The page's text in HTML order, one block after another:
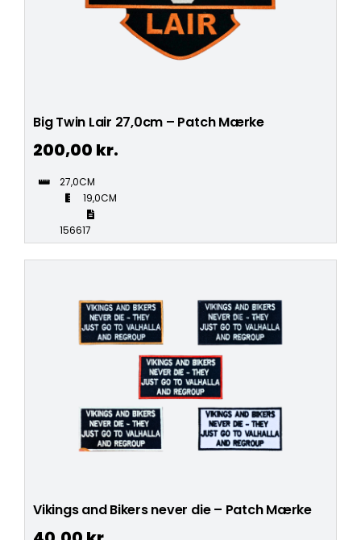
Big Twin Lair 27,0cm – Patch Mærke
200,00 kr.
27,0CM
19,0CM
156617
Vikings and Bikers never die – Patch Mærke